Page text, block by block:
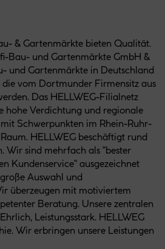
& Gartenmärkte bieten Qualität.
Bau- und Gartenmärkte GmbH &
und Gartenmärkte in Deutschland
die vom Dortmunder Firmensitz aus
Das HELLWEG-Filialnetz
hohe Verdichtung und regionale
Schwerpunkten im Rhein-Ruhr-
HELLWEG beschäftigt rund
Wir sind mehrfach als "bester
Kundenservice" ausgezeichnet
Auswahl und
überzeugen mit motiviertem
Beratung. Unsere zentralen
Leistungsstark. HELLWEG
Wir erbringen unsere Leistungen